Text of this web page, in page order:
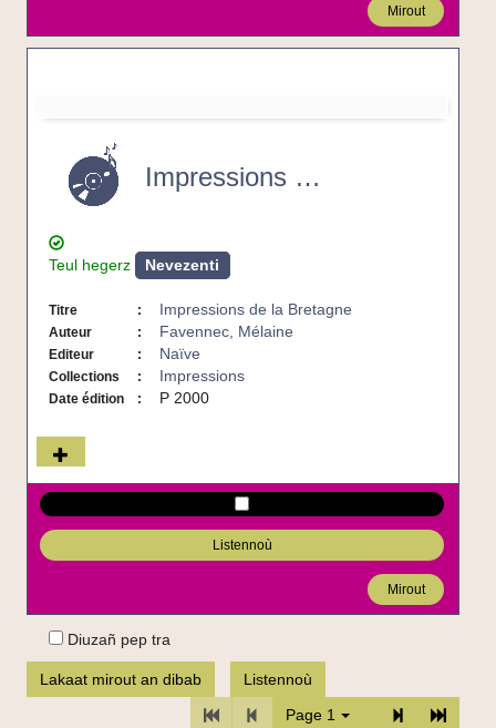
Mirout
Bretagne
Impressions de la Bretagne
Teul hegerz Nevezenti
Titre Impressions de la Bretagne
Auteur Favennec, Mélaine
Editeur Naïve
Collections Impressions
Date édition P 2000
Listennoù
Mirout
Diuzañ pep tra
Lakaat mirout an dibab
Listennoù
TPL_C3RB_RGAA_PREM_PAGE
TPL_C3RB_RGAA_PREC_PAGE
Page 1